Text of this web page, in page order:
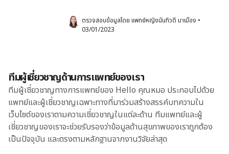
ตรวจสอบข้อมูลโดย แพทย์หญิงนันทิวดี มาเมือง •
03/01/2023
ทีมผู้เชี่ยวชาญด้านการแพทย์ของเรา
ทีมผู้เชี่ยวชาญทางการแพทย์ของ Hello คุณหมอ ประกอบไปด้วย
แพทย์และผู้เชี่ยวชาญเฉพาะทางที่มาร่วมสร้างสรรค์บทความใน
เว็บไซต์ของเราตามความเชี่ยวชาญในแต่ละด้าน ทีมแพทย์และผู้
เชี่ยวชาญของเราจะช่วยรับรองว่าข้อมูลด้านสุขภาพของเราถูกต้อง
เป็นปัจจุบัน และตรงตามหลักฐานจากงานวิจัยล่าสุด